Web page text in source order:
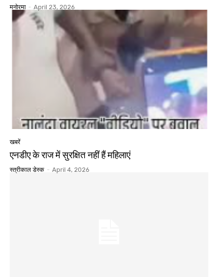
मनोरमा - April 23, 2026
खबरें
एनडीए के राज में सुरक्षित नहीं हैं महिलाएं
स्त्रीकाल डेस्क - April 4, 2026